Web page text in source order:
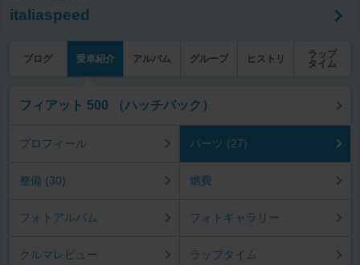
italiaspeed
ブログ 愛車紹介 アルバム グループ ヒストリ
ラップ
タイム
フィアット 500 （ハッチバック）
プロフィール パーツ (27)
整備 (30) 燃費
フォトアルバム フォトギャラリー
クルマレビュー ラップタイム